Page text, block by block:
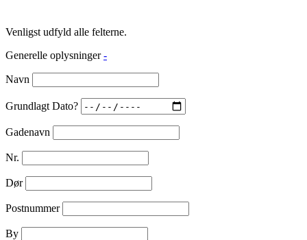
Venligst udfyld alle felterne.
Generelle oplysninger -
Navn
Grundlagt Dato?
Gadenavn
Nr.
Dør
Postnummer
By